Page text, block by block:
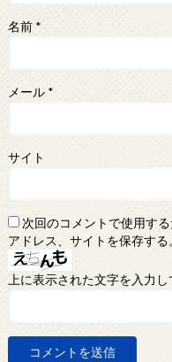
名前 *
メール *
サイト
次回のコメントで使用す
アドレス、サイトを保存する
上に表示された文字を入力し